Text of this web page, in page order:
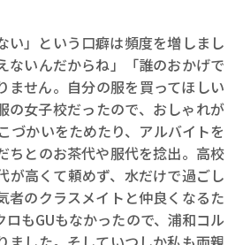
」という口癖は頻度を増しまし
ないんだからね」「誰のおかげで
ません。自分の服を買ってほしい
の女子校だったので、おしゃれが
づかいをためたり、アルバイトを
ちとのお茶代や服代を捻出。高校
が高くて頼めず、水だけで過ごし
者のクラスメイトと仲良くなるた
もGUもなかったので、浦和コル